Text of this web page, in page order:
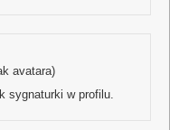
avatara)
sygnaturki w profilu.